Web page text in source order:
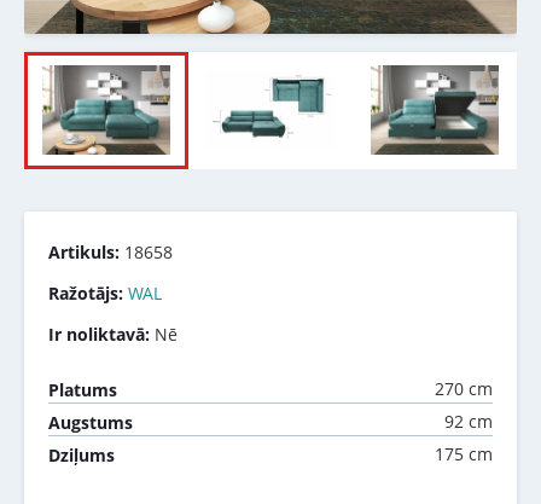
Artikuls: 18658
Ražotājs: WAL
Ir noliktavā: Nē
Platums
270 cm
Augstums
92 cm
Dziļums
175 cm